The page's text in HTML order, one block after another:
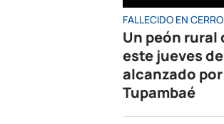
FALLECIDO EN
Un peón rural
este jueves
alcanzado
Tupambaé